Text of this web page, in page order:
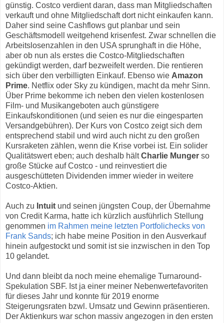
günstig. Costco verdient daran, dass man Mitgliedschaften
verkauft und ohne Mitgliedschaft dort nicht einkaufen kann.
Daher sind seine Cashflows gut planbar und sein
Geschäftsmodell weitgehend krisenfest. Zwar schnellen die
Arbeitslosenzahlen in den USA sprunghaft in die Höhe,
aber ob nun als erstes die Costco-Mitgliedschaften
gekündigt werden, darf bezweifelt werden. Die rentieren
sich über den verbilligten Einkauf. Ebenso wie Amazon
Prime. Netflix oder Sky zu kündigen, macht da mehr Sinn.
Über Prime bekomme ich neben den vielen kostenlosen
Film- und Musikangeboten auch günstigere
Einkaufskonditionen (und seien es nur die eingesparten
Versandgebühren). Der Kurs von Costco zeigt sich dem
entsprechend stabil und wird auch nicht zu den großen
Kursraketen zählen, wenn die Krise vorbei ist. Ein solider
Qualitätswert eben; auch deshalb hältCharlie Munger so
große Stücke auf Costco - und reinvestiert die
ausgeschütteten Dividenden immer wieder in weitere
Costco-Aktien.
Auch zu Intuit und seinen jüngsten Coup, der Übernahme
von Credit Karma, hatte ich kürzlich ausführlich Stellung
genommen im Rahmen meine letzten Portfolichecks von
Frank Sands; ich habe meine Position in den Ausverkauf
hinein aufgestockt und somit ist sie inzwischen in den Top
10 gelandet.
Und dann bleibt da noch meine ehemalige Turnaround-
Spekulation SBF. Ist ja einer meiner Nebenwertefavoriten
für dieses Jahr und konnte für 2019 enorme
Steigerungsraten bzwl. Umsatz und Gewinn präsentieren.
Der Aktienkurs war schon massiv angezogen in den ersten